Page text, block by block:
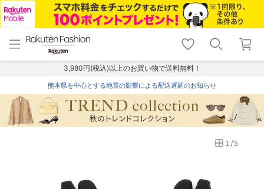
menu home
トップ
shopping_cart lock_outline
ログイン
3,980円(税込)以上のお買い物で送料無料！
熊本県を中心とする地震の影響による配送遅延のお知らせ
1 /5